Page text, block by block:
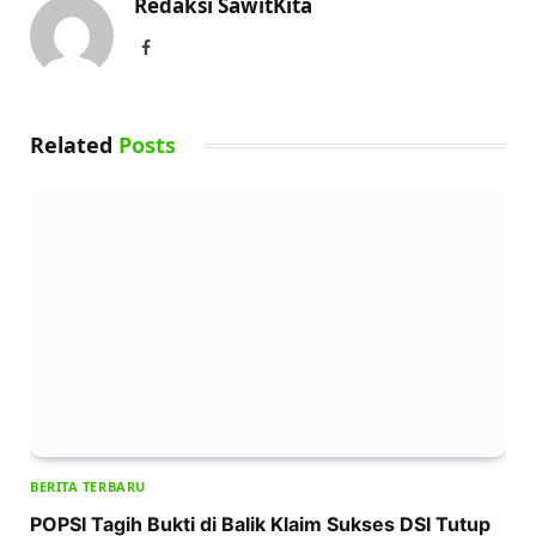
Facebook
Related Posts
BERITA TERBARU
POPSI Tagih Bukti di Balik Klaim Sukses DSI Tutup